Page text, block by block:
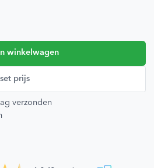
winkelwagen
prijs
verzonden